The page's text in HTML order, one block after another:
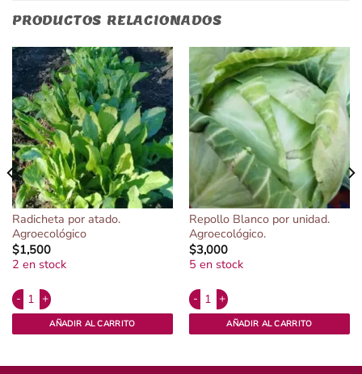
PRODUCTOS RELACIONADOS
Radicheta por atado.
Agroecológico
$1,500
2 en stock
Radicheta por atado. Agroecológico cantidad
AÑADIR AL CARRITO
Repollo Blanco por unidad.
Agroecológico.
$3,000
5 en stock
Repollo Blanco por unidad.
AÑADIR AL CARRITO
cantidad